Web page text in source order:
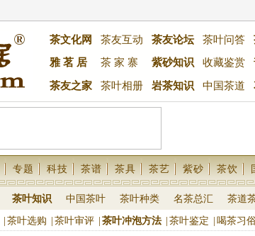
茶文化网 茶友互动 茶友论坛 茶叶问答
雅 茗 居
茶 家 寨 紫砂知识 收藏鉴赏
茶友之家 茶叶相册 岩茶知识 中国茶道
专题 科技 茶谱 茶具 茶艺 紫砂 茶饮
茶叶知识 中国茶叶 茶叶种类 名茶总汇 茶道
茶叶选购 茶叶审评 茶叶冲泡方法 茶叶鉴定 喝茶习